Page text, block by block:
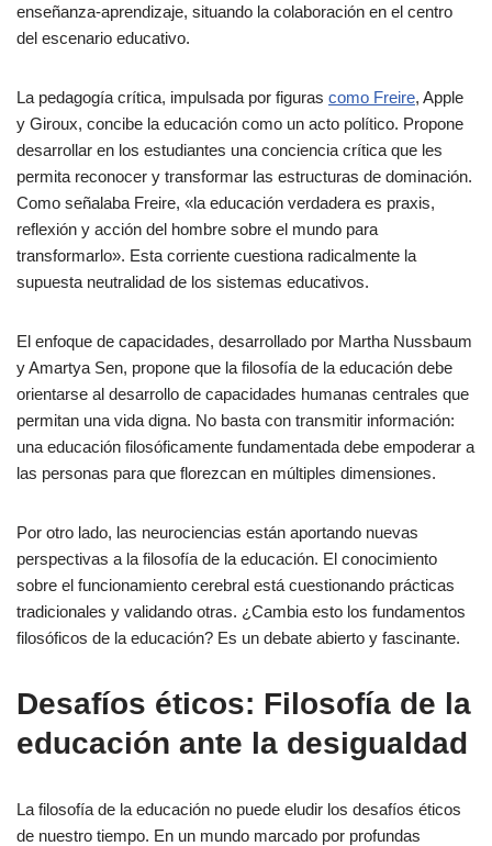
enseñanza-aprendizaje, situando la colaboración en el centro
del escenario educativo.
La pedagogía crítica, impulsada por figuras como Freire, Apple
y Giroux, concibe la educación como un acto político. Propone
desarrollar en los estudiantes una conciencia crítica que les
permita reconocer y transformar las estructuras de dominación.
Como señalaba Freire, «la educación verdadera es praxis,
reflexión y acción del hombre sobre el mundo para
transformarlo». Esta corriente cuestiona radicalmente la
supuesta neutralidad de los sistemas educativos.
El enfoque de capacidades, desarrollado por Martha Nussbaum
y Amartya Sen, propone que la filosofía de la educación debe
orientarse al desarrollo de capacidades humanas centrales que
permitan una vida digna. No basta con transmitir información:
una educación filosóficamente fundamentada debe empoderar a
las personas para que florezcan en múltiples dimensiones.
Por otro lado, las neurociencias están aportando nuevas
perspectivas a la filosofía de la educación. El conocimiento
sobre el funcionamiento cerebral está cuestionando prácticas
tradicionales y validando otras. ¿Cambia esto los fundamentos
filosóficos de la educación? Es un debate abierto y fascinante.
Desafíos éticos: Filosofía de la
educación ante la desigualdad
La filosofía de la educación no puede eludir los desafíos éticos
de nuestro tiempo. En un mundo marcado por profundas